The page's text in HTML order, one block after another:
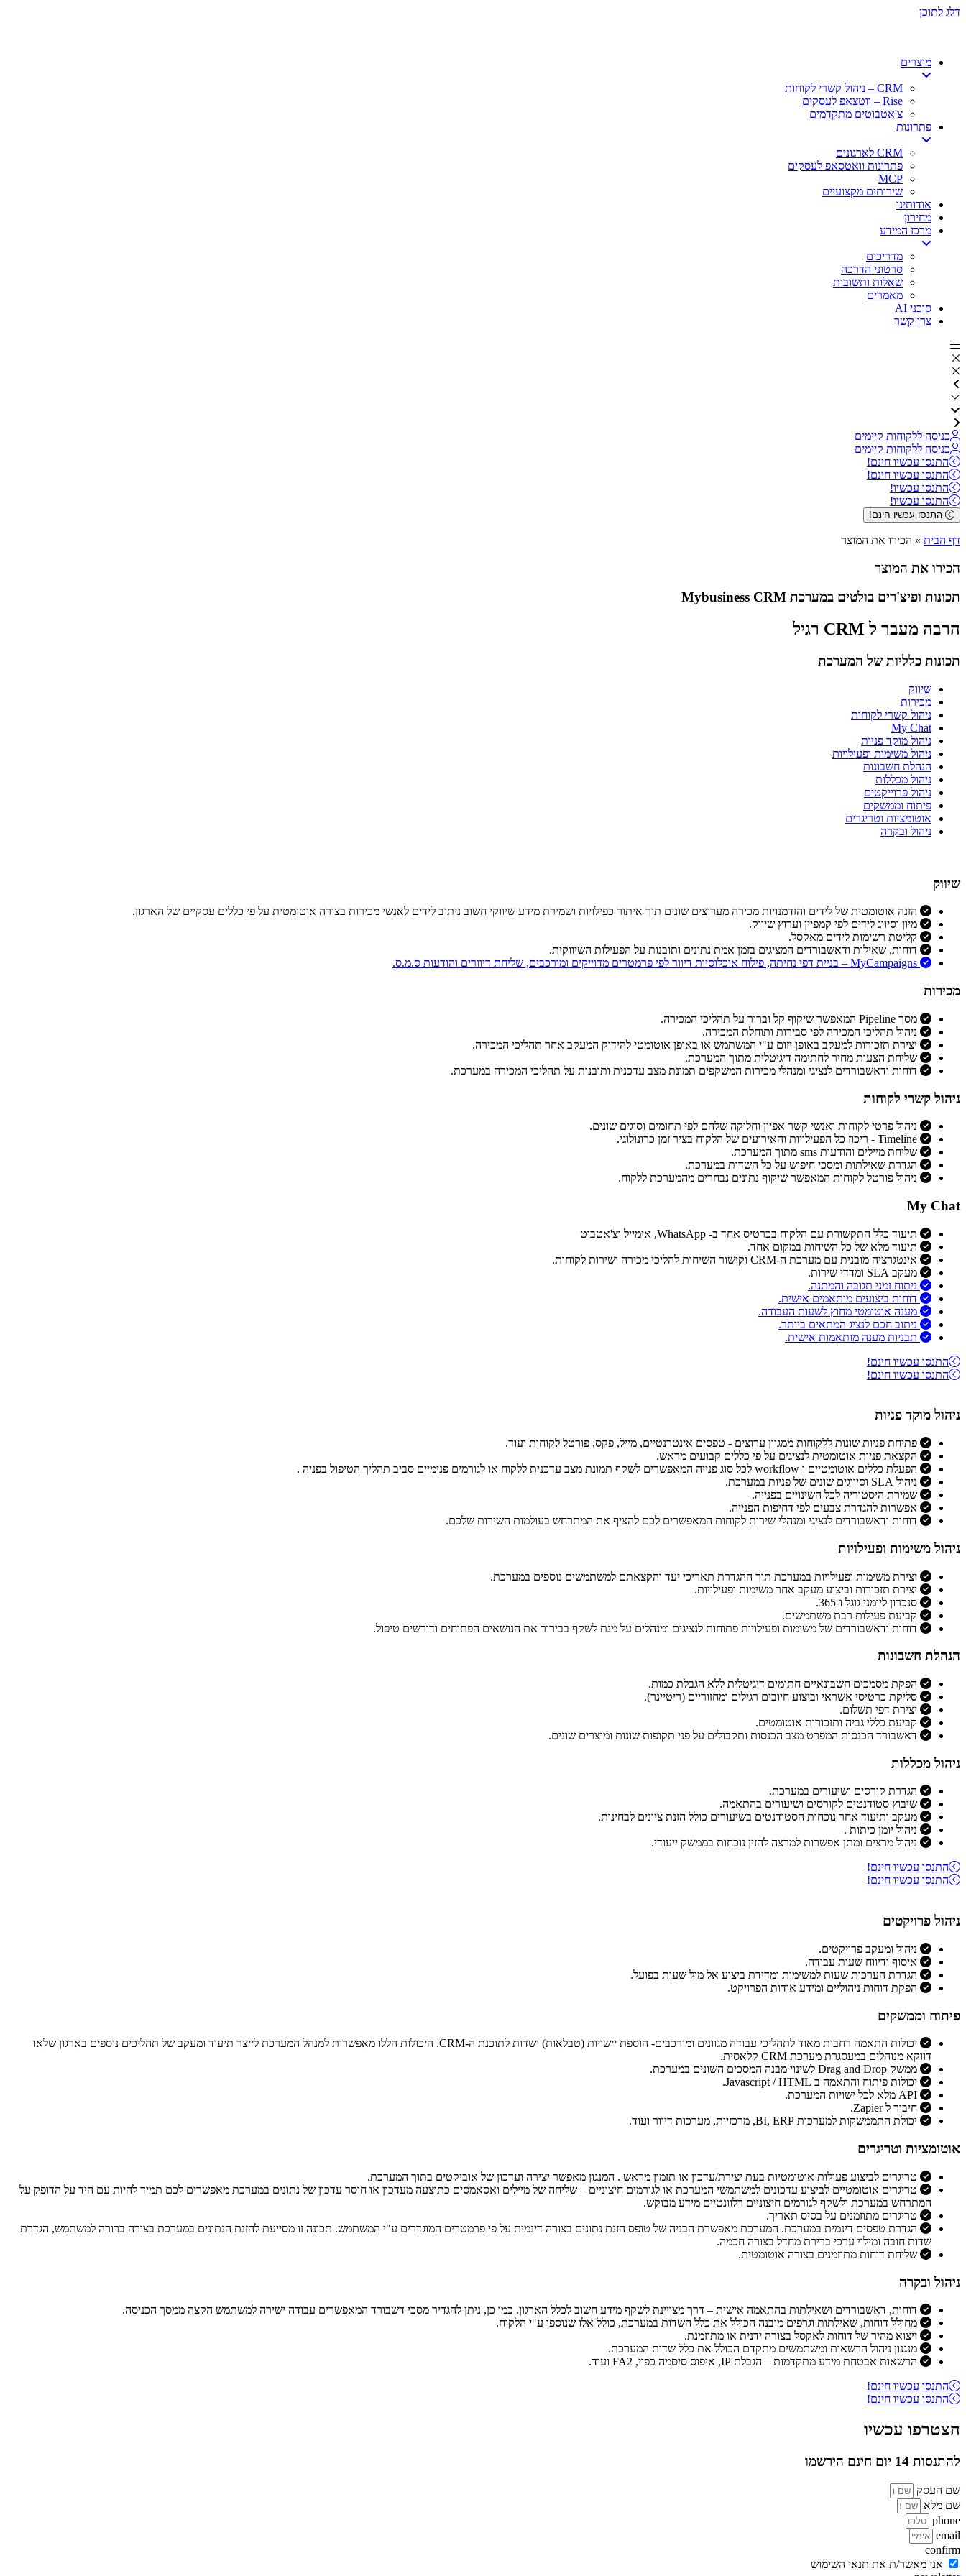
דלג לתוכן
מוצרים
CRM – ניהול קשרי לקוחות
Rise – ווטצאפ לעסקים
צ'אטבוטים מתקדמים
פתרונות
CRM לארגונים
פתרונות וואטסאפ לעסקים
MCP
שירותים מקצועיים
אודותינו
מחירון
מרכז המידע
מדריכים
סרטוני הדרכה
שאלות ותשובות
מאמרים
סוכני AI
צרו קשר
כניסה ללקוחות קיימים
כניסה ללקוחות קיימים
התנסו עכשיו חינם!
התנסו עכשיו חינם!
התנסו עכשיו!
התנסו עכשיו!
התנסו עכשיו חינם!
דף הבית » הכירו את המוצר
הכירו את המוצר
תכונות ופיצ'רים בולטים במערכת Mybusiness CRM
הרבה מעבר ל CRM רגיל​
תכונות כלליות של המערכת
שיווק
מכירות
ניהול קשרי לקוחות
My Chat
ניהול מוקד פניות
ניהול משימות ופעילויות
הנהלת חשבונות
ניהול מכללות
ניהול פרוייקטים
פיתוח וממשקים
אוטומציות וטריגרים
ניהול ובקרה
שיווק
הזנה אוטומטית של לידים והזדמנויות מכירה מערוצים שונים תוך איתור כפילויות ושמירת מידע שיווקי חשוב ניתוב לידים לאנשי מכירות בצורה אוטומטית על פי כללים עסקיים של הארגון.
מיון וסיווג לידים לפי קמפיין וערוץ שיווק.
קליטת רשימות לידים מאקסל.
דוחות, שאילות ודאשבורדים המציגים בזמן אמת נתונים ותובנות על הפעילות השיווקית.
MyCampaigns – בניית דפי נחיתה, פילוח אוכלוסיות דיוור לפי פרמטרים מדוייקים ומורכבים, שליחת דיוורים והודעות ס.מ.ס.
מכירות
מסך Pipeline המאפשר שיקוף קל וברור על תהליכי המכירה.
ניהול תהליכי המכירה לפי סבירות ותוחלת המכירה.
יצירת תזכורות למעקב באופן יזום ע"י המשתמש או באופן אוטומטי להידוק המעקב אחר תהליכי המכירה.
שליחת הצעות מחיר לחתימה דיגיטלית מתוך המערכת.
דוחות ודאשבורדים לנציגי ומנהלי מכירות המשקפים תמונת מצב עדכנית ותובנות על תהליכי המכירה במערכת.
ניהול קשרי לקוחות
ניהול פרטי לקוחות ואנשי קשר אפיון וחלוקה שלהם לפי תחומים וסוגים שונים.
Timeline - ריכוז כל הפעילויות והאירועים של הלקוח בציר זמן כרונולוגי.
שליחת מיילים והודעות sms מתוך המערכת.
הגדרת שאילתות ומסכי חיפוש על כל השדות במערכת.
ניהול פורטל לקוחות המאפשר שיקוף נתונים נבחרים מהמערכת ללקוח.
My Chat
תיעוד כלל התקשורת עם הלקוח בכרטיס אחד ב- WhatsApp, אימייל וצ'אטבוט
תיעוד מלא של כל השיחות במקום אחד.
אינטגרציה מובנית עם מערכת ה-CRM וקישור השיחות להליכי מכירה ושירות לקוחות.
מעקב SLA ומדדי שירות.
ניתוח זמני תגובה והמתנה.
דוחות ביצועים מותאמים אישית.
מענה אוטומטי מחוץ לשעות העבודה.
ניתוב חכם לנציג המתאים ביותר.
תבניות מענה מותאמות אישית.
התנסו עכשיו חינם!
התנסו עכשיו חינם!
ניהול מוקד פניות
פתיחת פניות שונות ללקוחות ממגוון ערוצים - טפסים אינטרנטיים, מייל, פקס, פורטל לקוחות ועוד.
הקצאת פניות אוטומטית לנציגים על פי כללים קבועים מראש.
הפעלת כללים אוטומטיים ו workflow לכל סוג פנייה המאפשרים לשקף תמונת מצב עדכנית ללקוח או לגורמים פנימיים סביב תהליך הטיפול בפניה .
ניהול SLA וסיווגים שונים של פניות במערכת.
שמירת היסטוריה לכל השינויים בפנייה.
אפשרות להגדרת צבעים לפי דחיפות הפנייה.
דוחות ודאשבורדים לנציגי ומנהלי שירות לקוחות המאפשרים לכם להציף את המתרחש בעולמות השירות שלכם.
ניהול משימות ופעילויות
יצירת משימות ופעילויות במערכת תוך ההגדרת תאריכי יעד והקצאתם למשתמשים נוספים במערכת.
יצירת תזכורות וביצוע מעקב אחר משימות ופעילויות.
סנכרון ליומני גוגל ו-365.
קביעת פעילות רבת משתמשים.
דוחות ודאשבורדים של משימות ופעילויות פתוחות לנציגים ומנהלים על מנת לשקף בבירור את הנושאים הפתוחים ודורשים טיפול.
הנהלת חשבונות
הפקת מסמכים חשבונאיים חתומים דיגיטלית ללא הגבלת כמות.
סליקת כרטיסי אשראי וביצוע חיובים רגילים ומחזוריים (ריטיינר).
יצירת דפי תשלום.
קביעת כללי גביה ותזכורות אוטומטים.
דאשבורד הכנסות המפרט מצב הכנסות ותקבולים על פני תקופות שונות ומוצרים שונים.
ניהול מכללות
הגדרת קורסים ושיעורים במערכת.
שיבוץ סטודנטים לקורסים ושיעורים בהתאמה.
מעקב ותיעוד אחר נוכחות הסטודנטים בשיעורים כולל הזנת ציונים לבחינות.
ניהול יומן כיתות .
ניהול מרצים ומתן אפשרות למרצה להזין נוכחות בממשק ייעודי.
התנסו עכשיו חינם!
התנסו עכשיו חינם!
ניהול פרויקטים
ניהול ומעקב פרויקטים.
איסוף ודיווח שעות עבודה.
הגדרת הערכות שעות למשימות ומדידת ביצוע אל מול שעות בפועל.
הפקת דוחות ניהוליים ומידע אודות הפרויקט.
פיתוח וממשקים
יכולות התאמה רחבות מאוד לתהליכי עבודה מגוונים ומורכבים- הוספת יישויות (טבלאות) ושדות לתוכנת ה-CRM. היכולות הללו מאפשרות למנהל המערכת לייצר תיעוד ומעקב של תהליכים נוספים בארגון שלאו
דווקא מנוהלים במעסגרת מערכת CRM קלאסית.
ממשק Drag and Drop לשינוי מבנה המסכים השונים במערכת.
יכולות פיתוח והתאמה ב Javascript / HTML.
API מלא לכל ישויות המערכת.
חיבור ל Zapier.
יכולת התממשקות למערכות BI, ERP, מרכזיות, מערכות דיוור ועוד.
אוטומציות וטריגרים
טריגרים לביצוע פעולות אוטומטיות בעת יצירת/עדכון או תזמון מראש . המנגון מאפשר יצירה ועדכון של אוביקטים בתוך המערכת.
טריגרים אוטומטיים לביצוע עדכונים למשתמשי המערכת או לגורמים חיצוניים – שליחה של מיילים ואסאמסים כתוצעה מעדכון או חוסר עדכון של נתונים במערכת מאפשרים לכם תמיד להיות עם היד על הדופק על
המתרחש במערכת ולשקף לגורמים חיצוניים רלוונטיים מידע מבוקש.
טריגרים מתוזמנים על בסיס תאריך.
הגדרת טפסים דינמית במערכת. המערכת מאפשרת הבניה של טופס הזנת נתונים בצורה דינמית על פי פרמטרים המוגדרים ע"י המשתמש. תכונה זו מסייעת להזנת הנתונים במערכת בצורה ברורה למשתמש, הגדרת
שדות חובה ומילוי ערכי ברירת מחדל בצורה חכמה.
שליחת דוחות מתוזמנים בצורה אוטומטית.
ניהול ובקרה
דוחות, דאשבורדים ושאילתות בהתאמה אישית – דרך מצויינת לשקף מידע חשוב לכלל הארגון. כמו כן, ניתן להגדיר מסכי דשבורד המאפשרים עבודה ישירה למשתמש הקצה ממסך הכניסה.
מחולל דוחות, שאילתות וגרפים מובנה הכולל את כלל השדות במערכת, כולל אלו שנוספו ע"י הלקוח.
ייצוא מהיר של דוחות לאקסל בצורה ידנית או מתוזמנת.
מנגנון ניהול הרשאות ומשתמשים מתקדם הכולל את כלל שדות המערכת.
הרשאות אבטחת מידע מתקדמות – הגבלת IP, איפוס סיסמה כפוי, FA2 ועוד.
התנסו עכשיו חינם!
התנסו עכשיו חינם!
הצטרפו עכשיו
להתנסות 14 יום חינם הירשמו
שם העסק
שם מלא
phone
email
confirm
אני מאשר/ת את תנאי השימוש